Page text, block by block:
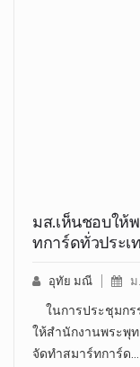
มส.เห็นชอบให้
ทการ์ดทั่วประเ
อุทัย มณี ม
ในการประชุมกร
ให้สำนักงานพระพุ
จัดทำสมาร์ทการ์ด…